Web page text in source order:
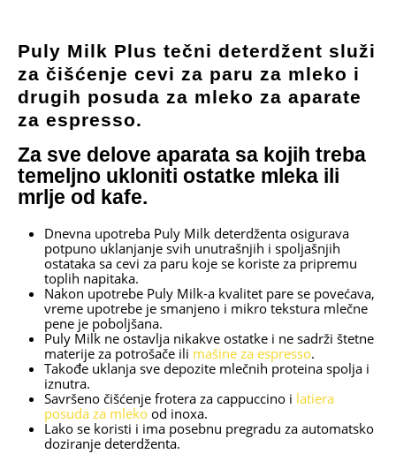
Puly Milk Plus tečni deterdžent služi
za čišćenje cevi za paru za mleko i
drugih posuda za mleko za aparate
za espresso.
Za sve delove aparata sa kojih treba
temeljno ukloniti ostatke mleka ili
mrlje od kafe.
Dnevna upotreba Puly Milk deterdženta osigurava
potpuno uklanjanje svih unutrašnjih i spoljašnjih
ostataka sa cevi za paru koje se koriste za pripremu
toplih napitaka.
Nakon upotrebe Puly Milk-a kvalitet pare se povećava,
vreme upotrebe je smanjeno i mikro tekstura mlečne
pene je poboljšana.
Puly Milk ne ostavlja nikakve ostatke i ne sadrži štetne
materije za potrošače ili mašine za espresso.
Takođe uklanja sve depozite mlečnih proteina spolja i
iznutra.
Savršeno čišćenje frotera za cappuccino i latiera
posuda za mleko od inoxa.
Lako se koristi i ima posebnu pregradu za automatsko
doziranje deterdženta.